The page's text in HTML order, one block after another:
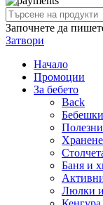
Започнете да
Затвори
Начало
Промоции
За бебето
Back
Баня и
Люлки